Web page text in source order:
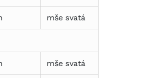
mše svatá
mše svatá